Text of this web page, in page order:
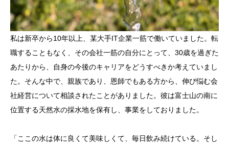
私は新卒から10年以上、某大手IT企業一筋で働いていました。転
職することもなく、その会社一筋の自分にとって、30歳を過ぎた
あたりから、自身の今後のキャリアをどうすべきか考えていまし
た。そんな中で、親族であり、恩師でもある方から、伸び悩む会
社経営について相談されたことがありました。彼は富士山の南に
位置する天然水の採水地を保有し、事業をしておりました。
「ここの水は体に良くて美味しくて、毎日飲み続けている。そし